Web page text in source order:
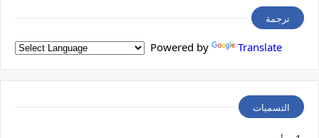
ترجمة
Powered by Translate
التسميات